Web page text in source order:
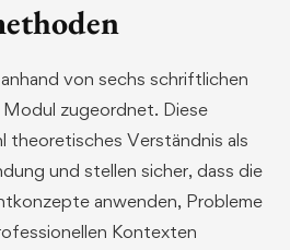
von sechs schriftlichen
zugeordnet. Diese
theoretisches Verständnis als
und stellen sicher, dass die
anwenden, Probleme
Kontexten